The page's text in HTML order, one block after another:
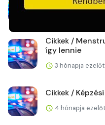
Cikkek /
így lennie
3 hónapja
Cikkek /
4 hónapja